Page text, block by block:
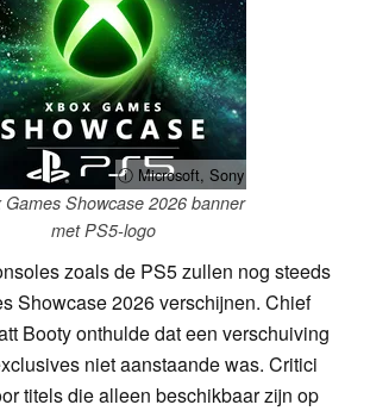
ⓘ Microsoft, Sony
Games Showcase 2026 banner
met PS5-logo
zoals de PS5 zullen nog steeds
Showcase 2026 verschijnen. Chief
Booty onthulde dat een verschuiving
niet aanstaande was. Critici
titels die alleen beschikbaar zijn op